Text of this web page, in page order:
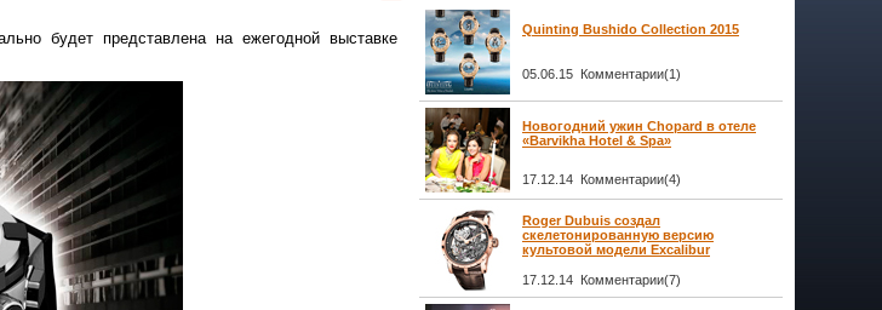
будет представлена на ежегодной выставке
Quinting Bushido Collection 2015
05.06.15 Комментарии(1)
Новогодний ужин Chopard в отеле
«Barvikha Hotel & Spa»
17.12.14 Комментарии(4)
Roger Dubuis создал
скелетонированную версию
культовой модели Excalibur
17.12.14 Комментарии(7)